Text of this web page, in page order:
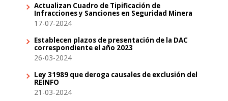
Actualizan Cuadro de Tipificación de
Infracciones y Sanciones en Seguridad Minera
17-07-2024
Establecen plazos de presentación de la DAC
correspondiente el año 2023
26-03-2024
Ley 31989 que deroga causales de exclusión del
REINFO
21-03-2024